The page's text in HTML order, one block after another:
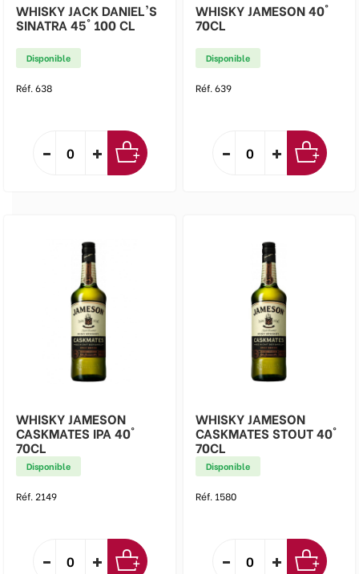
WHISKY JACK DANIEL'S
SINATRA 45° 100 CL
Disponible
Réf. 638
WHISKY JAMESON 40°
70CL
Disponible
Réf. 639
WHISKY JAMESON
CASKMATES IPA 40°
70CL
Disponible
Réf. 2149
WHISKY JAMESON
CASKMATES STOUT 40°
70CL
Disponible
Réf. 1580